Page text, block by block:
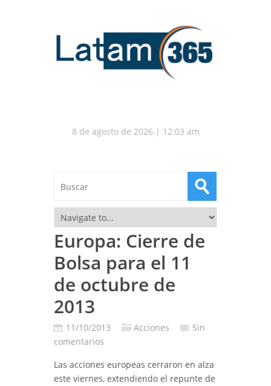
8 de agosto de 2026 | 12:03 am
Europa: Cierre de
Bolsa para el 11
de octubre de
2013
11/10/2013 Acciones
Sin
comentarios
Las acciones europeas cerraron en alza
este viernes, extendiendo el repunte de